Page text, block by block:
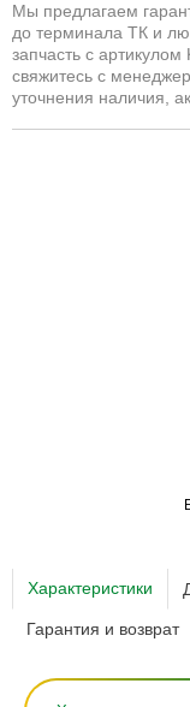
Мы предлагаем
до терминала ТК и
запчасть с артикулом
свяжитесь с
уточнения наличия,
Характеристики
Гарантия и возврат